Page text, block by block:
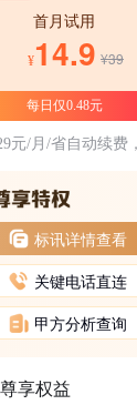
首月试用
¥14.9 ¥39
每日仅0.48元
元/月/省自动续费
标讯详情查看
关键电话直连
甲方分析查询
享权益